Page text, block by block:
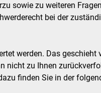
sowie zu weiteren
bei der
werden. Das
nicht zu Ihnen
finden Sie in der